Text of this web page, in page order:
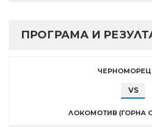
ПРОГРАМА И
ЧЕРНОМОРЕЦ
VS
ЛОКОМОТИВ (ГОРНА